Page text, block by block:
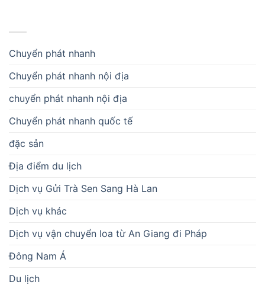
Chuyển phát nhanh
Chuyển phát nhanh nội địa
chuyển phát nhanh nội địa
Chuyển phát nhanh quốc tế
đặc sản
Địa điểm du lịch
Dịch vụ Gửi Trà Sen Sang Hà Lan
Dịch vụ khác
Dịch vụ vận chuyển loa từ An Giang đi Pháp
Đông Nam Á
Du lịch